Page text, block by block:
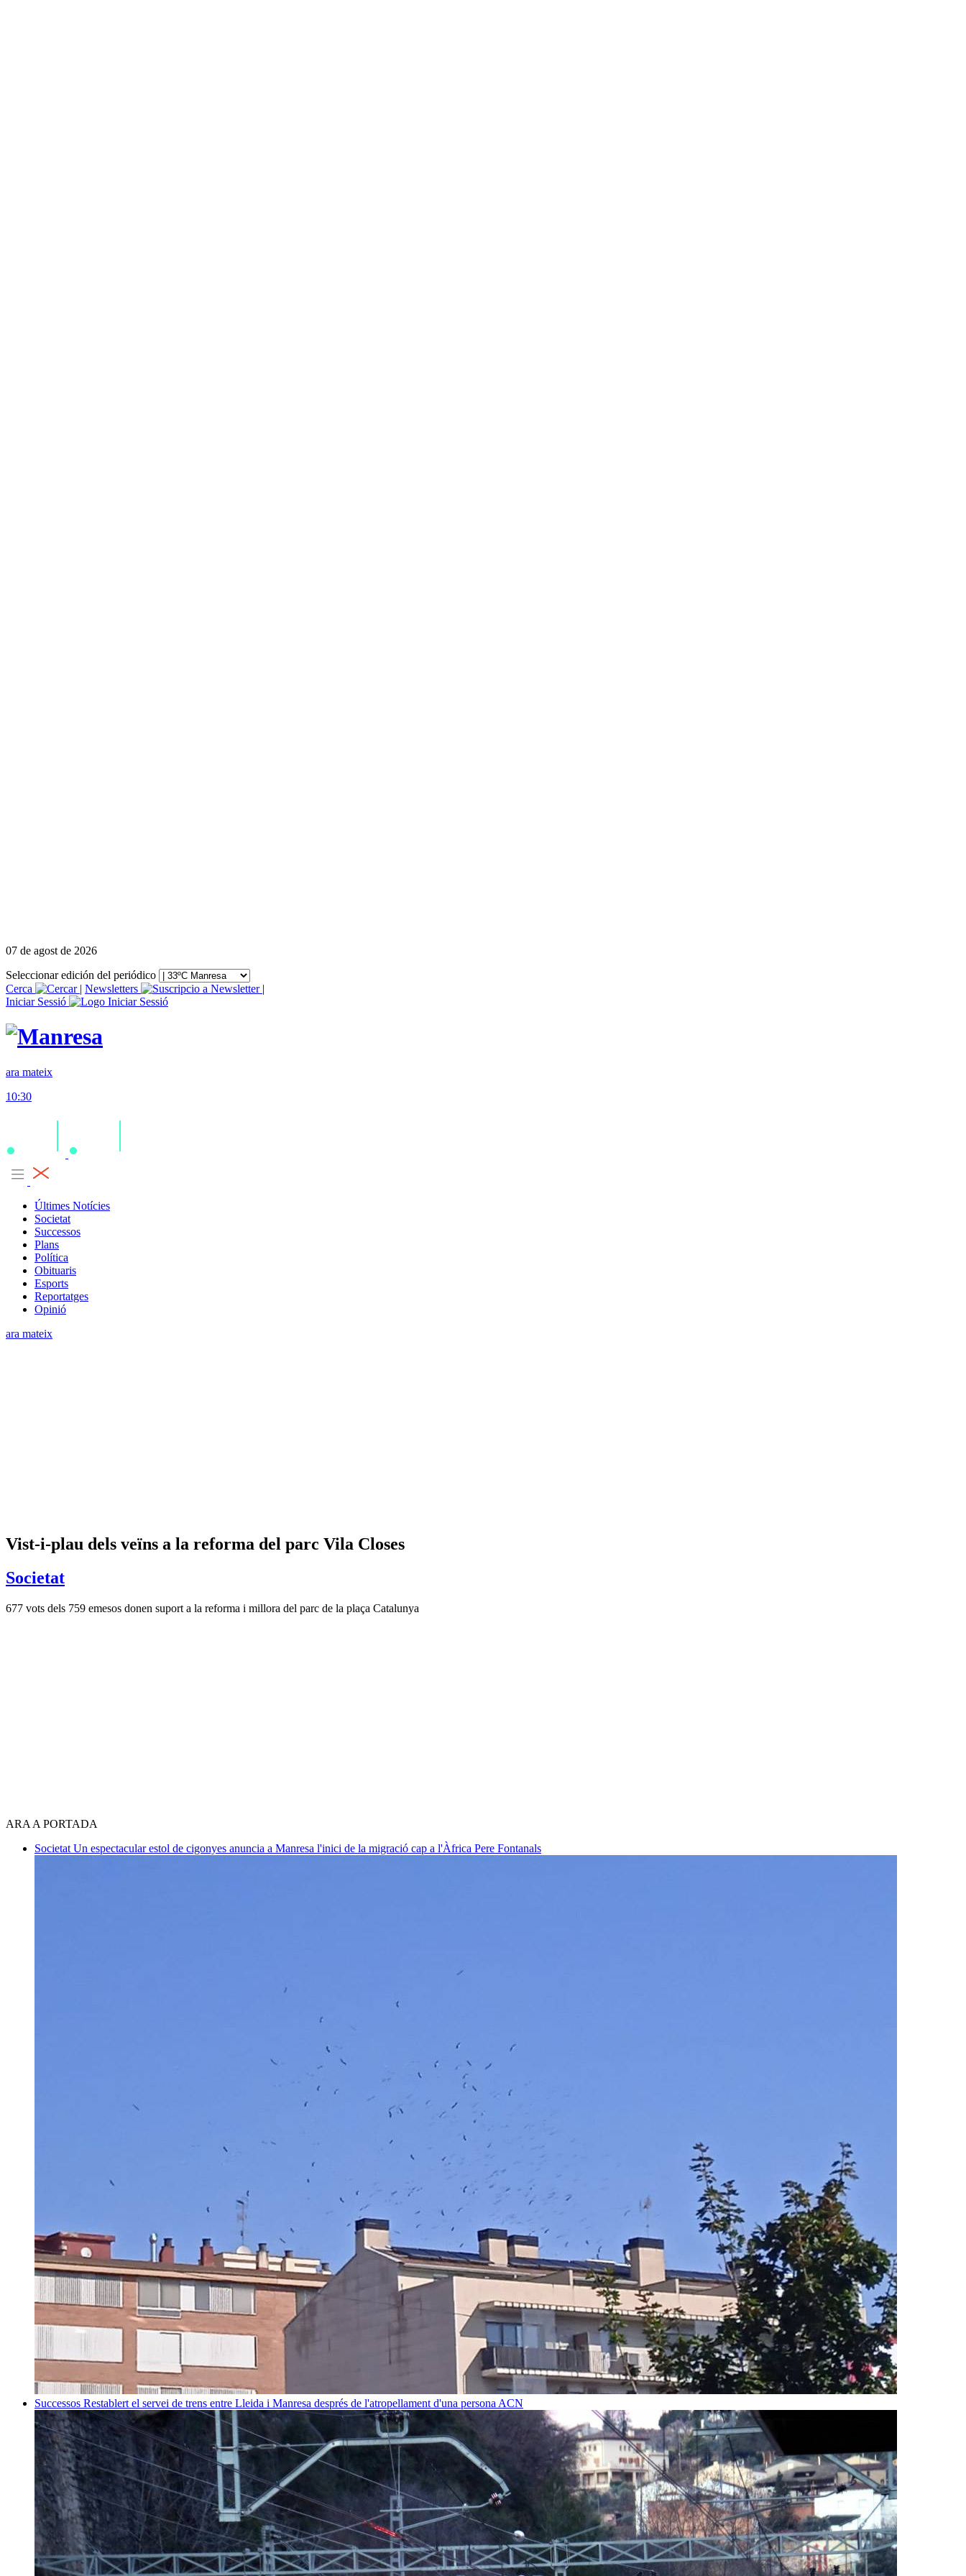
07 de agost de 2026
Seleccionar edición del periódico
Cerca
| Newsletters
|
Iniciar Sessió
ara mateix
10:30
Últimes Notícies
Societat
Successos
Plans
Política
Obituaris
Esports
Reportatges
Opinió
ara mateix
Vist-i-plau dels veïns a la reforma del parc Vila Closes
Societat
677 vots dels 759 emesos donen suport a la reforma i millora del parc de la plaça Catalunya
ARA A PORTADA
Societat Un espectacular estol de cigonyes anuncia a Manresa l'inici de la migració cap a l'Àfrica Pere Fontanals
Successos Restablert el servei de trens entre Lleida i Manresa després de l'atropellament d'una persona ACN